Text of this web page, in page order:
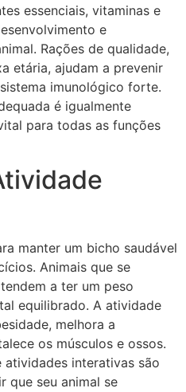
essenciais, vitaminas e
e
Rações de qualidade,
etária, ajudam a prevenir
imunológico forte.
é igualmente
para todas as funções
manter um bicho saudável
Animais que se
a ter um peso
equilibrado. A atividade
melhora a
os músculos e ossos.
atividades interativas são
que seu animal se